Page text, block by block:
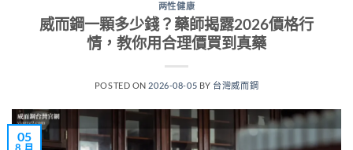
两性健康
威而鋼一顆多少錢？藥師揭露2026價格行
情，教你用合理價買到真藥
POSTED ON 2026-08-05 BY 台灣威而鋼
05